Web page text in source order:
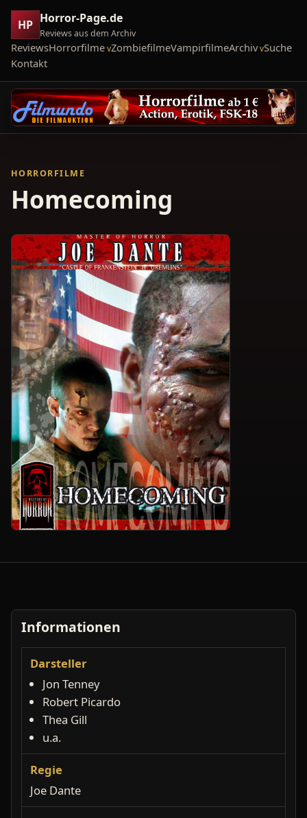
HP Horror-Page.de
Reviews aus dem Archiv
ReviewsHorrorfilme ZombiefilmeVampirfilmeArchiv Suche
Kontakt
HORRORFILME
Homecoming
Informationen
Darsteller
Jon Tenney
Robert Picardo
Thea Gill
u.a.
Regie
Joe Dante